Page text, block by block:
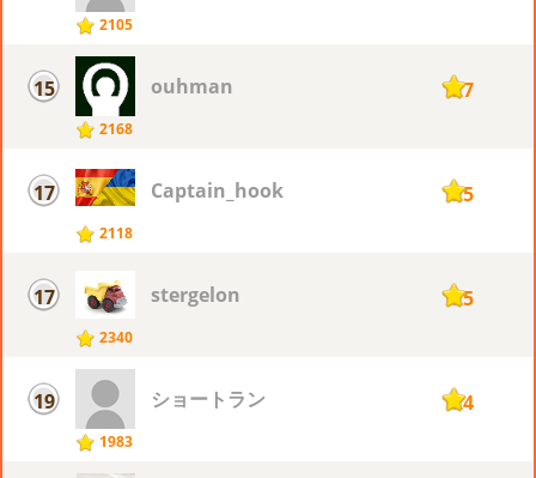
2105
15
2168
ouhman 127
17
2118
Captain_hook 125
17
2340
stergelon 125
19
1983
ショートラン 124